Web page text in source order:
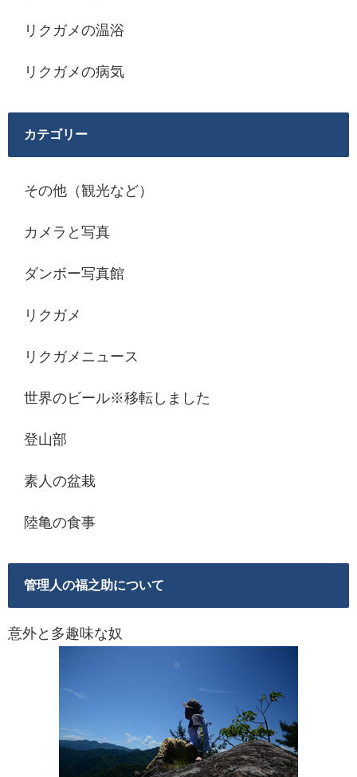
リクガメの温浴
リクガメの病気
カテゴリー
その他（観光など）
カメラと写真
ダンボー写真館
リクガメ
リクガメニュース
世界のビール※移転しました
登山部
素人の盆栽
陸亀の食事
管理人の福之助について
意外と多趣味な奴